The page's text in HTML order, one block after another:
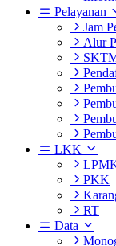
Pelayanan
Jam
Alur
LKK
PKK
RT
Data